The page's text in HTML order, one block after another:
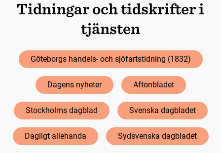
Tidningar och tidskrifter i
tjänsten
Göteborgs handels- och sjöfartstidning (1832)
Dagens nyheter Aftonbladet
Stockholms dagblad Svenska dagbladet
Dagligt allehanda Sydsvenska dagbladet